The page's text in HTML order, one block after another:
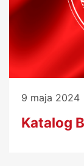
9 maja 2024
Katalog